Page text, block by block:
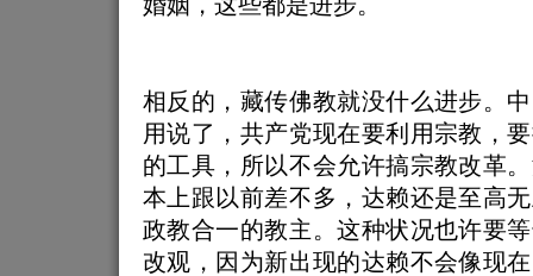
相反的，藏传佛教就没什么进步。
用说了，共产党现在要利用宗教，
的工具，所以不会允许搞宗教改革
本上跟以前差不多，达赖还是至高
政教合一的教主。这种状况也许要
改观，因为新出现的达赖不会像现